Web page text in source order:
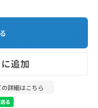
詳細はこちら